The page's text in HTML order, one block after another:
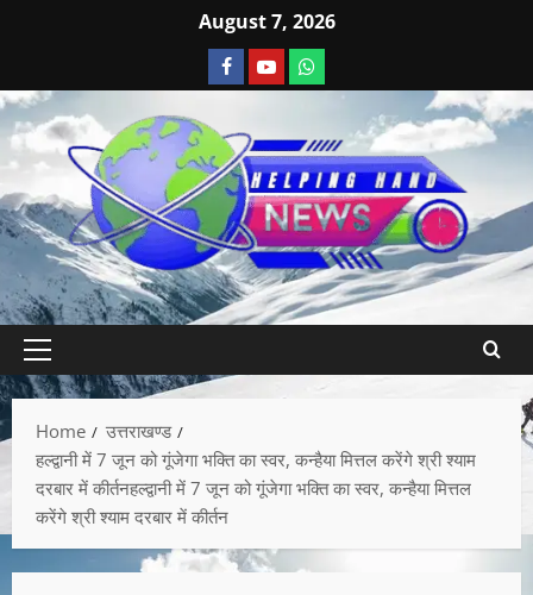
August 7, 2026
Home
उत्तराखण्ड
हल्द्वानी में 7 जून को गूंजेगा भक्ति का स्वर, कन्हैया मित्तल करेंगे श्री श्याम
दरबार में कीर्तनहल्द्वानी में 7 जून को गूंजेगा भक्ति का स्वर, कन्हैया मित्तल
करेंगे श्री श्याम दरबार में कीर्तन